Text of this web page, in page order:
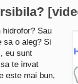
Sau
sa o aleg? Si
eu sunt
te invat
este mai bun,